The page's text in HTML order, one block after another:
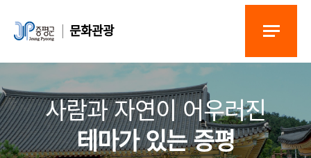
문화관광
사람과 자연이 어우러진
테마가 있는 증평